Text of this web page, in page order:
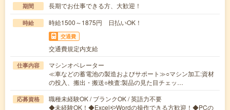
期間 長期でお仕事できる方、大歓迎！
時給 時給1500～1875円 日払いOK！
交通費
交通費規定内支給
仕事内容
マシンオペレーター
≪車などの蓄電池の製造およびサポート≫○マシン加工:資材
の投入、搬出・搬送○検査:製品の見た目チェッ…
応募資格
職種未経験OK / ブランクOK / 英語力不要
◆未経験OK！◆ExcelやWordの操作できる方歓迎！◆PCの